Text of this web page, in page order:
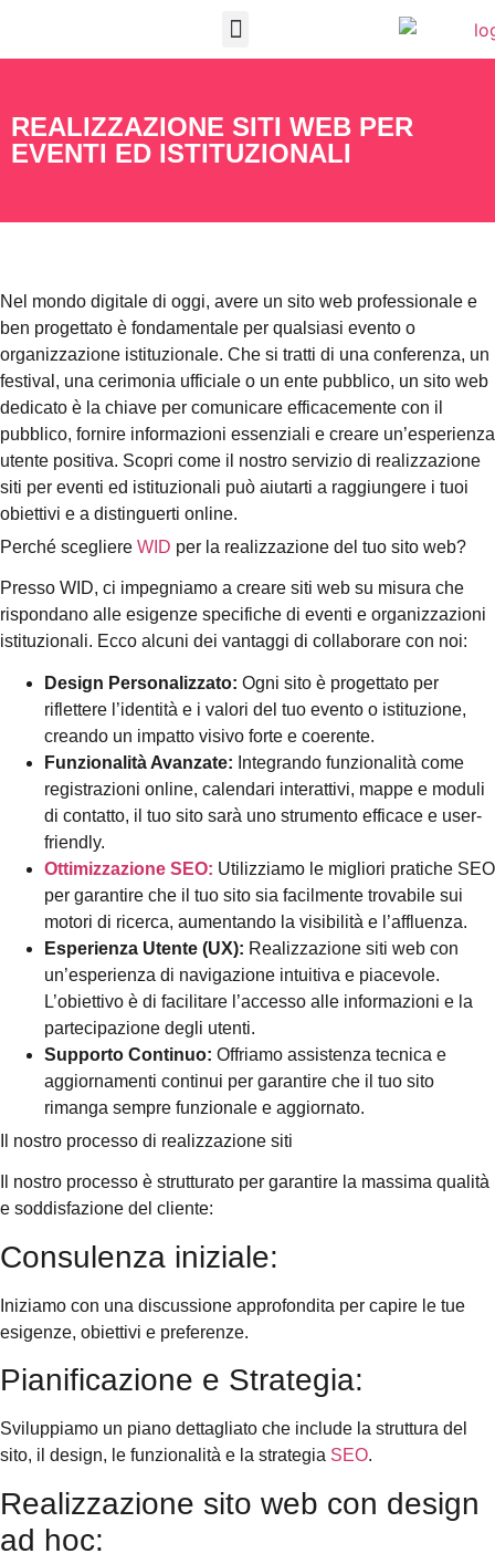
REALIZZAZIONE SITI WEB PER
EVENTI ED ISTITUZIONALI
Nel mondo digitale di oggi, avere un sito web professionale e
ben progettato è fondamentale per qualsiasi evento o
organizzazione istituzionale. Che si tratti di una conferenza, un
festival, una cerimonia ufficiale o un ente pubblico, un sito web
dedicato è la chiave per comunicare efficacemente con il
pubblico, fornire informazioni essenziali e creare un’esperienza
utente positiva. Scopri come il nostro servizio di realizzazione
siti per eventi ed istituzionali può aiutarti a raggiungere i tuoi
obiettivi e a distinguerti online.
Perché scegliere WID per la realizzazione del tuo sito web?
Presso WID, ci impegniamo a creare siti web su misura che
rispondano alle esigenze specifiche di eventi e organizzazioni
istituzionali. Ecco alcuni dei vantaggi di collaborare con noi:
Design Personalizzato: Ogni sito è progettato per
riflettere l’identità e i valori del tuo evento o istituzione,
creando un impatto visivo forte e coerente.
Funzionalità Avanzate: Integrando funzionalità come
registrazioni online, calendari interattivi, mappe e moduli
di contatto, il tuo sito sarà uno strumento efficace e user-
friendly.
Ottimizzazione SEO: Utilizziamo le migliori pratiche SEO
per garantire che il tuo sito sia facilmente trovabile sui
motori di ricerca, aumentando la visibilità e l’affluenza.
Esperienza Utente (UX): Realizzazione siti web con
un’esperienza di navigazione intuitiva e piacevole.
L’obiettivo è di facilitare l’accesso alle informazioni e la
partecipazione degli utenti.
Supporto Continuo: Offriamo assistenza tecnica e
aggiornamenti continui per garantire che il tuo sito
rimanga sempre funzionale e aggiornato.
Il nostro processo di realizzazione siti
Il nostro processo è strutturato per garantire la massima qualità
e soddisfazione del cliente:
Consulenza iniziale:
Iniziamo con una discussione approfondita per capire le tue
esigenze, obiettivi e preferenze.
Pianificazione e Strategia:
Sviluppiamo un piano dettagliato che include la struttura del
sito, il design, le funzionalità e la strategia SEO.
Realizzazione sito web con design
ad hoc: